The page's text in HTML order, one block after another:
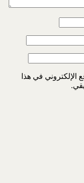
الإلكتروني في هذا